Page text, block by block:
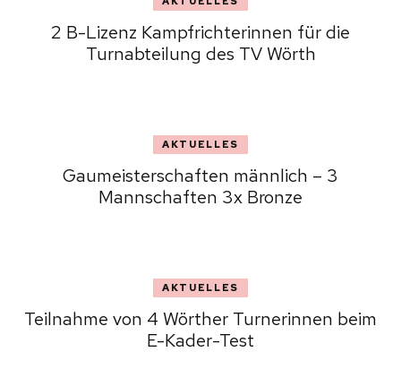
2 B-Lizenz Kampfrichterinnen für die
Turnabteilung des TV Wörth
AKTUELLES
Gaumeisterschaften männlich – 3
Mannschaften 3x Bronze
AKTUELLES
Teilnahme von 4 Wörther Turnerinnen beim
E-Kader-Test